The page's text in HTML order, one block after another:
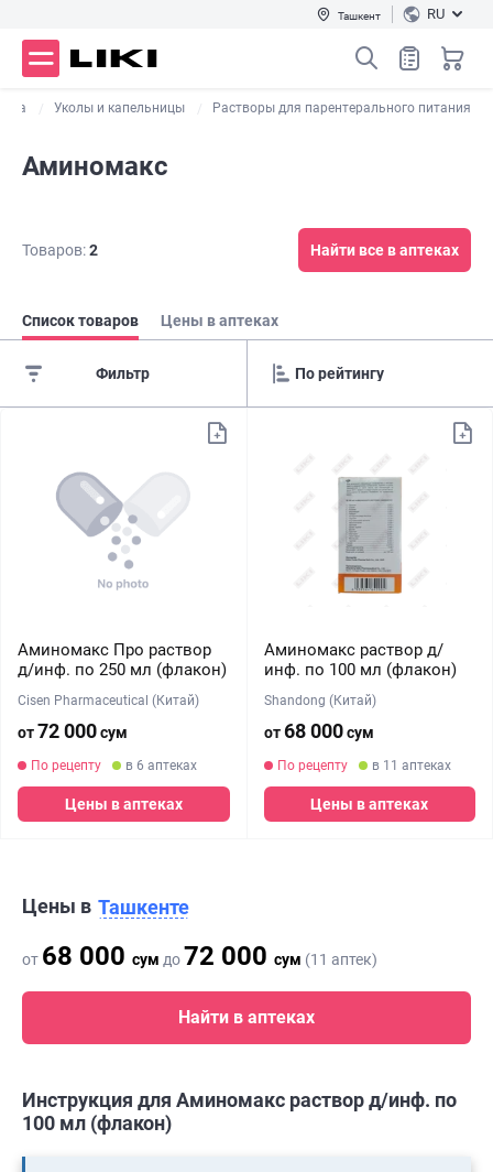
Ташкент RU
Уколы и капельницы Растворы для парентерального питания
Аминомакс
Товаров:2 Найти все в аптеках
Список товаров Цены в аптеках
Фильтр
Аминомакс Про раствор
д/инф. по 250 мл (флакон)
Cisen Pharmaceutical (Китай)
от72 000сум
По рецепту в 6 аптеках
Цены в аптеках
Аминомакс раствор д/
инф. по 100 мл (флакон)
Shandong (Китай)
от68 000сум
По рецепту в 11 аптеках
Цены в аптеках
Цены в Ташкенте
от 68 000 сум до72 000 сум (11 аптек)
Найти в аптеках
Инструкция для Аминомакс раствор д/инф. по
100 мл (флакон)